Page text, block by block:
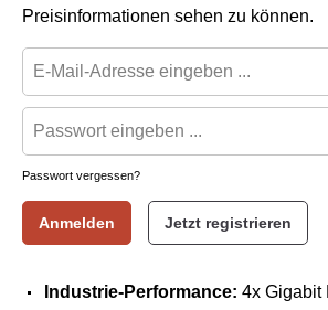
Preisinformationen sehen zu können.
Passwort vergessen?
Anmelden Jetzt registrieren
Industrie-Performance: 4x Gigabit